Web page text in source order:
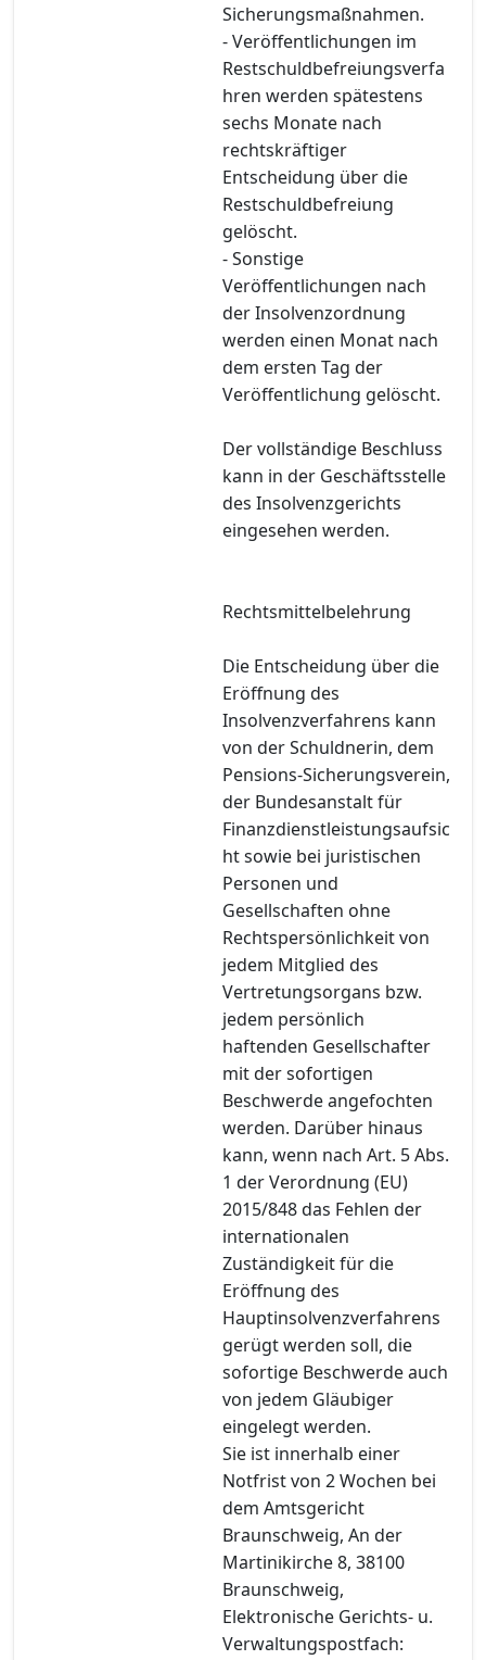
Sicherungsmaßnahmen.
- Veröffentlichungen im
Restschuldbefreiungsverfa
hren werden spätestens
sechs Monate nach
rechtskräftiger
Entscheidung über die
Restschuldbefreiung
gelöscht.
- Sonstige
Veröffentlichungen nach
der Insolvenzordnung
werden einen Monat nach
dem ersten Tag der
Veröffentlichung gelöscht.
Der vollständige Beschluss
kann in der Geschäftsstelle
des Insolvenzgerichts
eingesehen werden.
Rechtsmittelbelehrung
Die Entscheidung über die
Eröffnung des
Insolvenzverfahrens kann
von der Schuldnerin, dem
Pensions-Sicherungsverein,
der Bundesanstalt für
Finanzdienstleistungsaufsic
ht sowie bei juristischen
Personen und
Gesellschaften ohne
Rechtspersönlichkeit von
jedem Mitglied des
Vertretungsorgans bzw.
jedem persönlich
haftenden Gesellschafter
mit der sofortigen
Beschwerde angefochten
werden. Darüber hinaus
kann, wenn nach Art. 5 Abs.
1 der Verordnung (EU)
2015/848 das Fehlen der
internationalen
Zuständigkeit für die
Eröffnung des
Hauptinsolvenzverfahrens
gerügt werden soll, die
sofortige Beschwerde auch
von jedem Gläubiger
eingelegt werden.
Sie ist innerhalb einer
Notfrist von 2 Wochen bei
dem Amtsgericht
Braunschweig, An der
Martinikirche 8, 38100
Braunschweig,
Elektronische Gerichts- u.
Verwaltungspostfach: